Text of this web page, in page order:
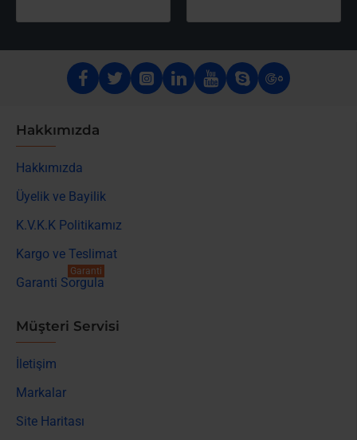
Hakkımızda
Hakkımızda
Üyelik ve Bayilik
K.V.K.K Politikamız
Kargo ve Teslimat
Garanti Sorgula
Garanti
Müşteri Servisi
İletişim
Markalar
Site Haritası